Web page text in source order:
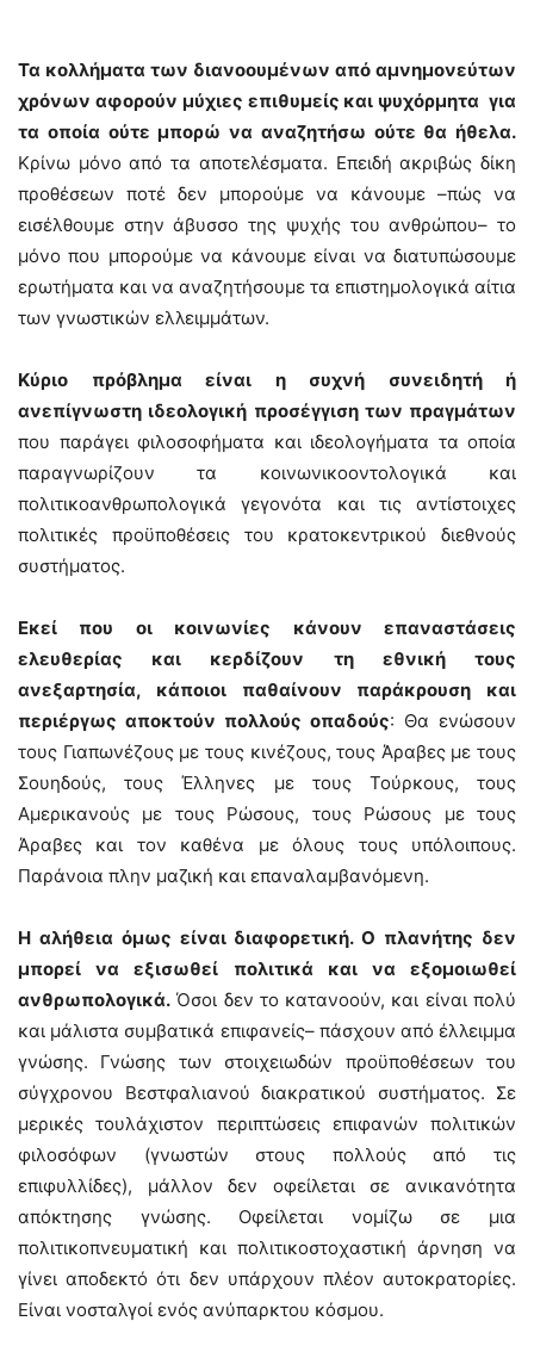
Τα κολλήματα των διανοουμένων από αμνημονεύτων
χρόνων αφορούν μύχιες επιθυμείς και ψυχόρμητα για
τα οποία ούτε μπορώ να αναζητήσω ούτε θα ήθελα.
Κρίνω μόνο από τα αποτελέσματα. Επειδή ακριβώς δίκη
προθέσεων ποτέ δεν μπορούμε να κάνουμε –πώς να
εισέλθουμε στην άβυσσο της ψυχής του ανθρώπου– το
μόνο που μπορούμε να κάνουμε είναι να διατυπώσουμε
ερωτήματα και να αναζητήσουμε τα επιστημολογικά αίτια
των γνωστικών ελλειμμάτων.
Κύριο πρόβλημα είναι η συχνή συνειδητή ή
ανεπίγνωστη ιδεολογική προσέγγιση των πραγμάτων
που παράγει φιλοσοφήματα και ιδεολογήματα τα οποία
παραγνωρίζουν τα κοινωνικοοντολογικά και
πολιτικοανθρωπολογικά γεγονότα και τις αντίστοιχες
πολιτικές προϋποθέσεις του κρατοκεντρικού διεθνούς
συστήματος.
Εκεί που οι κοινωνίες κάνουν επαναστάσεις
ελευθερίας και κερδίζουν τη εθνική τους
ανεξαρτησία, κάποιοι παθαίνουν παράκρουση και
περιέργως αποκτούν πολλούς οπαδούς: Θα ενώσουν
τους Γιαπωνέζους με τους κινέζους, τους Άραβες με τους
Σουηδούς, τους Έλληνες με τους Τούρκους, τους
Αμερικανούς με τους Ρώσους, τους Ρώσους με τους
Άραβες και τον καθένα με όλους τους υπόλοιπους.
Παράνοια πλην μαζική και επαναλαμβανόμενη.
Η αλήθεια όμως είναι διαφορετική. Ο πλανήτης δεν
μπορεί να εξισωθεί πολιτικά και να εξομοιωθεί
ανθρωπολογικά. Όσοι δεν το κατανοούν, και είναι πολύ
και μάλιστα συμβατικά επιφανείς– πάσχουν από έλλειμμα
γνώσης. Γνώσης των στοιχειωδών προϋποθέσεων του
σύγχρονου Βεστφαλιανού διακρατικού συστήματος. Σε
μερικές τουλάχιστον περιπτώσεις επιφανών πολιτικών
φιλοσόφων (γνωστών στους πολλούς από τις
επιφυλλίδες), μάλλον δεν οφείλεται σε ανικανότητα
απόκτησης γνώσης. Οφείλεται νομίζω σε μια
πολιτικοπνευματική και πολιτικοστοχαστική άρνηση να
γίνει αποδεκτό ότι δεν υπάρχουν πλέον αυτοκρατορίες.
Είναι νοσταλγοί ενός ανύπαρκτου κόσμου.